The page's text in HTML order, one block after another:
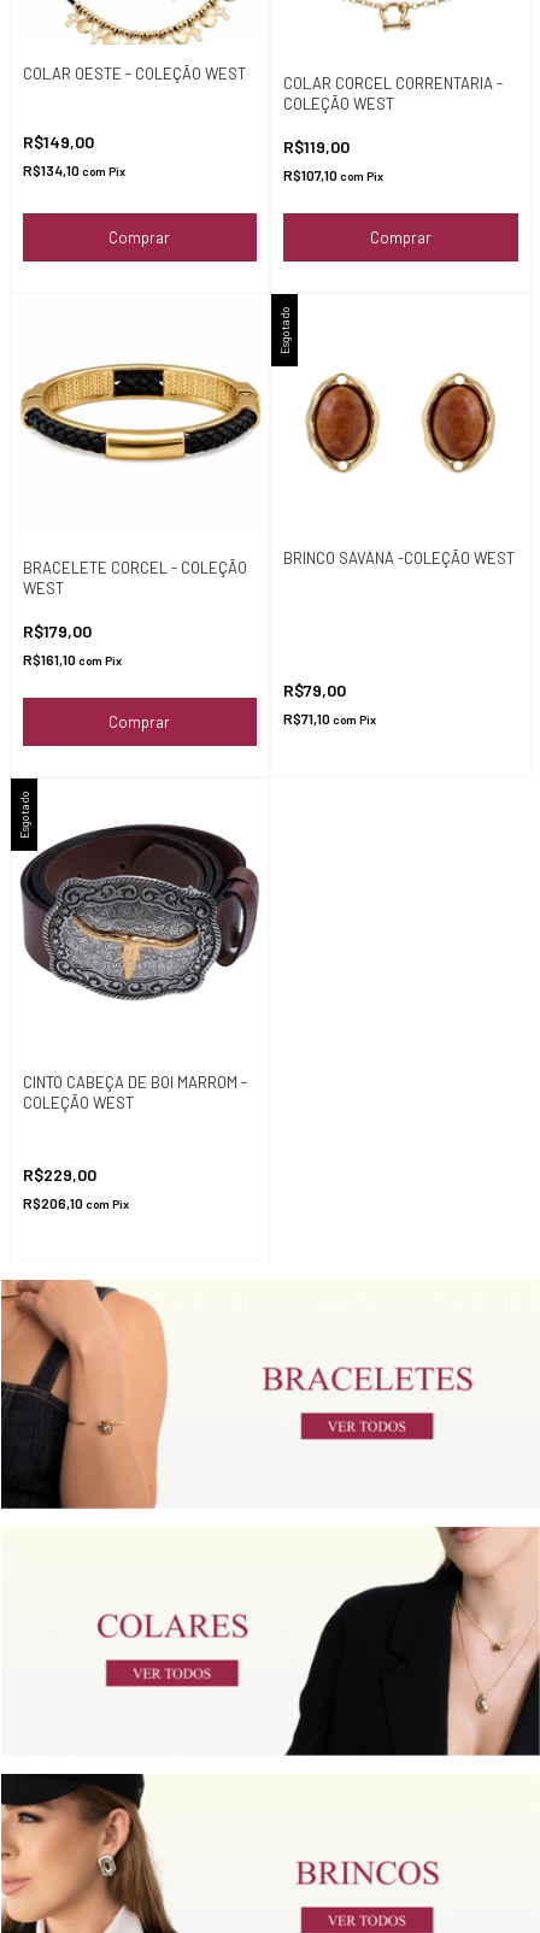
COLAR OESTE - COLEÇÃO WEST
R$149,00
R$134,10com Pix
Comprar
COLAR CORCEL CORRENTARIA -
COLEÇÃO WEST
R$119,00
R$107,10com Pix
BRACELETE CORCEL - COLEÇÃO
WEST
R$179,00
R$161,10com Pix
Comprar
Esgotado
BRINCO SAVANA -COLEÇÃO WEST
R$79,00
R$71,10com Pix
Esgotado
CINTO CABEÇA DE BOI MARROM -
COLEÇÃO WEST
R$229,00
R$206,10com Pix